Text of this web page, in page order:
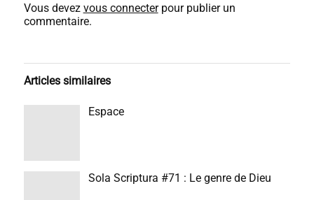
Vous devez vous connecterpour publier un
commentaire.
Articles similaires
Espace
Sola Scriptura #71 : Le genre de Dieu